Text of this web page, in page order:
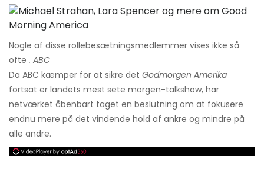
Nogle af disse rollebesætningsmedlemmer vises ikke så
ofte . ABC
Da ABC kæmper for at sikre det Godmorgen Amerika
fortsat er landets mest sete morgen-talkshow, har
netværket åbenbart taget en beslutning om at fokusere
endnu mere på det vindende hold af ankre og mindre på
alle andre.